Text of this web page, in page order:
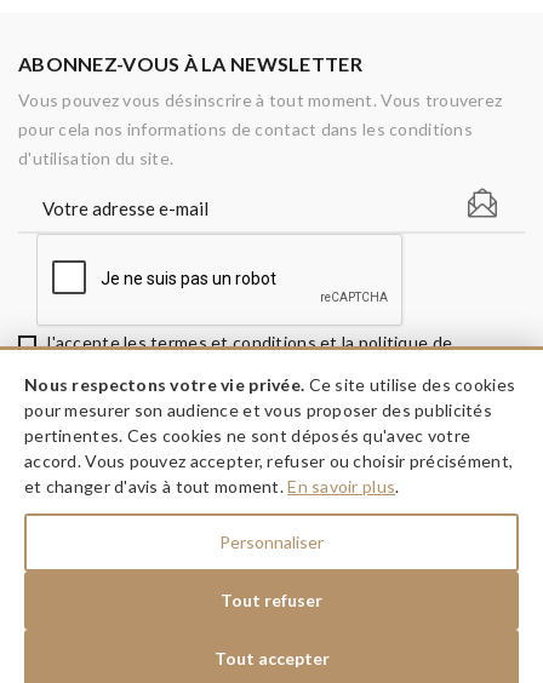
ABONNEZ-VOUS À LA NEWSLETTER
Vous pouvez vous désinscrire à tout moment. Vous trouverez
pour cela nos informations de contact dans les conditions
d'utilisation du site.
J'accepte les termes et conditions et la politique de
INFORMATIONS keyboard_arrow_down
A PROPOS keyboard_arrow_down
Dessine moi ma fête © 2026
Nous respectons votre vie privée. Ce site utilise des cookies
pour mesurer son audience et vous proposer des publicités
pertinentes. Ces cookies ne sont déposés qu'avec votre
accord. Vous pouvez accepter, refuser ou choisir précisément,
et changer d'avis à tout moment.En savoir plus.
Personnaliser
Tout refuser
Tout accepter